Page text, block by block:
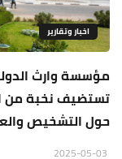
اخبار وتقارير
مؤسسة وارث
تستضيف نخبة من
حول التشخيص